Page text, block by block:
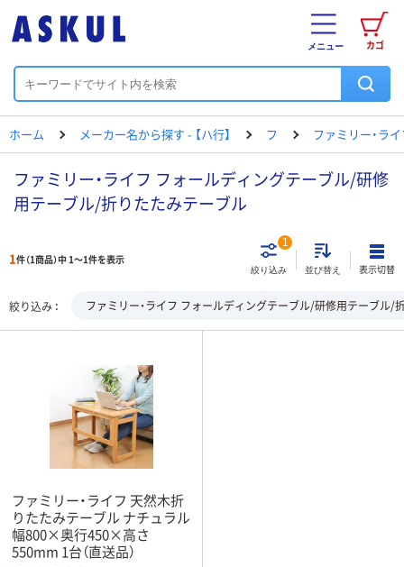
カゴ
メニュー
ホーム メーカー名から探す - 【ハ行】 フ ファミリー・ラ
ファミリー・ライフ フォールディングテーブル/研修
用テーブル/折りたたみテーブル
1件（1商品）中 1～1件を表示
絞り込み
1
並び替え 表示切替
絞り込み ファミリー・ライフ フォールディングテーブル/研修用テーブル/
ファミリー・ライフ 天然木折
りたたみテーブル ナチュラル
幅800×奥行450×高さ
550mm 1台（直送品）